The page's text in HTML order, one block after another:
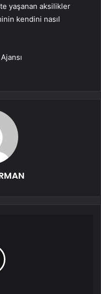
yaşanan aksilikler
kendini nasıl